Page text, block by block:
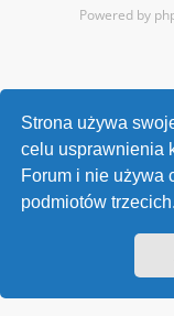
Strona używa
celu usprawnienia
Forum i nie używa
podmiotów trzecich.
Powered by